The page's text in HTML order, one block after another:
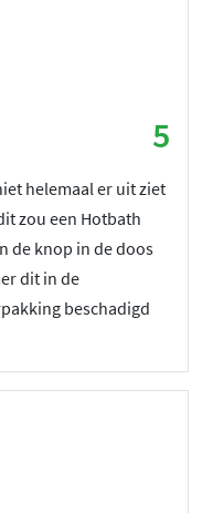
5
helemaal er uit ziet
zou een Hotbath
de knop in de doos
dit in de
beschadigd